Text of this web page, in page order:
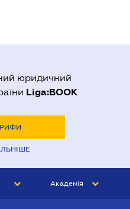
юридичний
Liga:BOOK
Академія